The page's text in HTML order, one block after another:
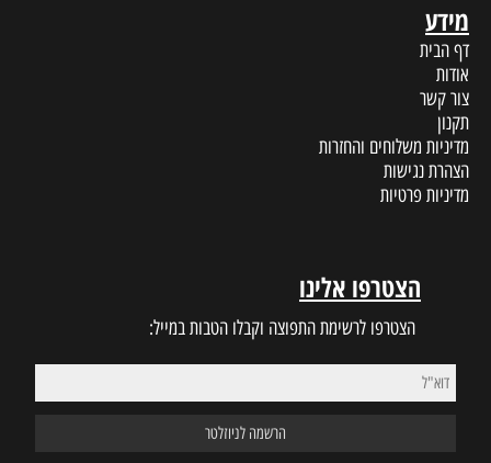
מידע
דף הבית
אודות
צור קשר
תקנון
מדיניות משלוחים והחזרות
הצהרת נגישות
מדיניות פרטיות
הצטרפו אלינו
הצטרפו לרשימת התפוצה וקבלו הטבות במייל: